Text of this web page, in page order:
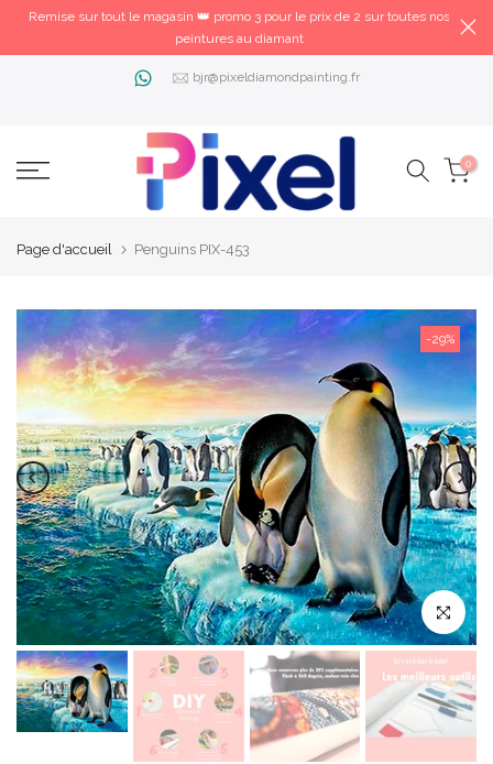
Remise sur tout le magasin 👑 promo 3 pour le prix de 2 sur toutes nos
peintures au diamant
bjr@pixeldiamondpainting.fr
0
Page d'accueil Penguins PIX-453
-29%
Cliquez